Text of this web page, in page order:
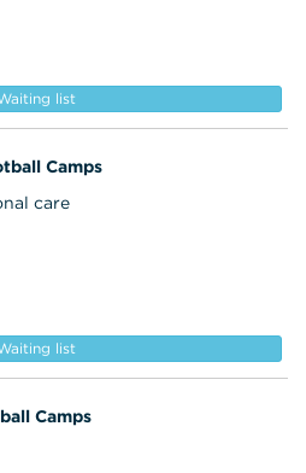
list
Camps
care
list
Camps